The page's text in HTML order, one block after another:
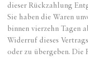
dieser Rückzahlung
Sie haben die Waren
binnen vierzehn Tagen
Widerruf dieses
oder zu übergeben. Die